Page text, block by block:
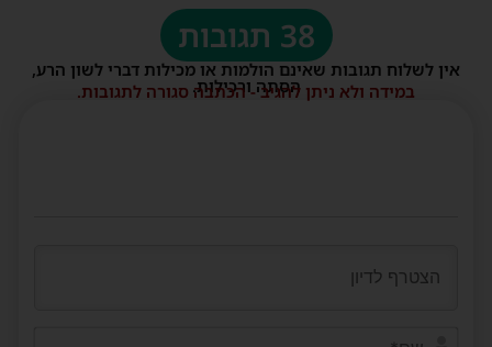
38 תגובות
אין לשלוח תגובות שאינם הולמות או מכילות דברי לשון הרע,
הסתה ורכילות.
במידה ולא ניתן להגיב - הכתבה סגורה לתגובות.